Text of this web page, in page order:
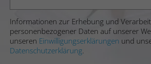
Informationen zur Erhebung und
personenbezogener Daten auf unserer
unseren Einwilligungserklärungen und
Datenschutzerklärung